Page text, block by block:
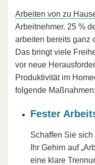
Arbeiten von zu
Arbeitnehmer. 25 %
arbeiten bereits ganz
Das bringt viele
vor neue
Produktivität im
folgende Maßnahmen:
Fester
Schaffen Sie
Ihr Gehirn auf
eine klare